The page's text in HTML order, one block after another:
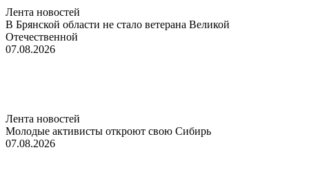
Лента новостей
В Брянской области не стало ветерана Великой
Отечественной
07.08.2026
Лента новостей
Молодые активисты откроют свою Сибирь
07.08.2026